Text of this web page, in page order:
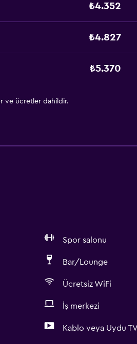
₺4.352
₺4.827
₺5.370
ve ücretler dahildir.
Spor salonu
Bar/Lounge
Ücretsiz WiFi
İş merkezi
Kablo veya Uydu